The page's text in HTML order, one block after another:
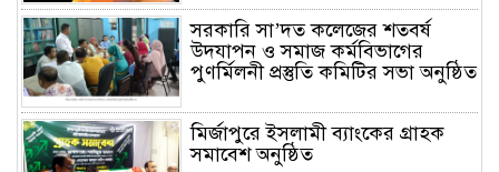
সরকারি সা’দত কলেজের শতবর্ষ
উদযাপন ও সমাজ কর্মবিভাগের
পুণর্মিলনী প্রস্তুতি কমিটির সভা অনুষ্ঠিত
মির্জাপুরে ইসলামী ব্যাংকের গ্রাহক
সমাবেশ অনুষ্ঠিত